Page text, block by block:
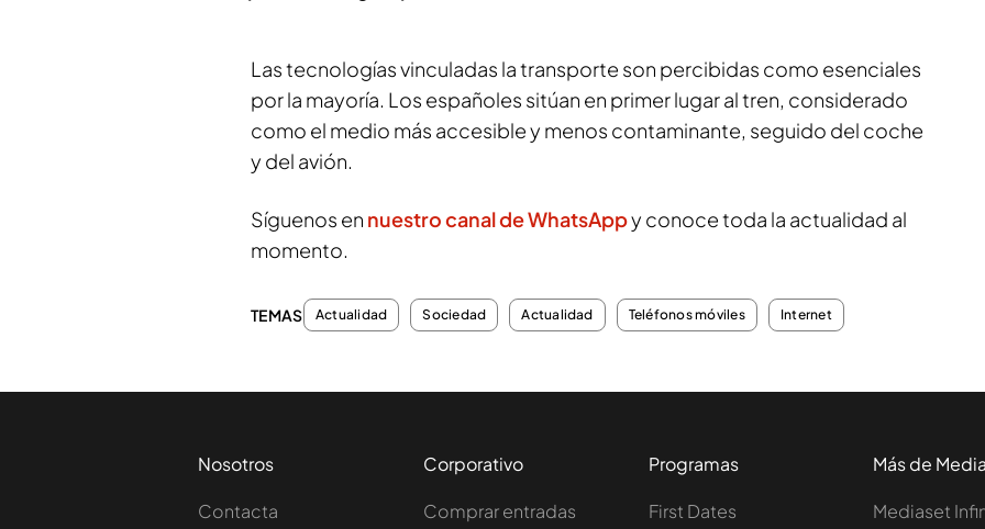
Las tecnologías vinculadas la transporte son percibidas como esenciales
por la mayoría. Los españoles sitúan en primer lugar al tren, considerado
como el medio más accesible y menos contaminante, seguido del coche
y del avión.
Síguenos en nuestro canal de WhatsAppy conoce toda la actualidad al
momento.
TEMAS Actualidad Sociedad Actualidad Teléfonos móviles Internet
Nosotros
Contacta
Corporativo
Comprar entradas
Programas
First Dates
Más de
Mediaset